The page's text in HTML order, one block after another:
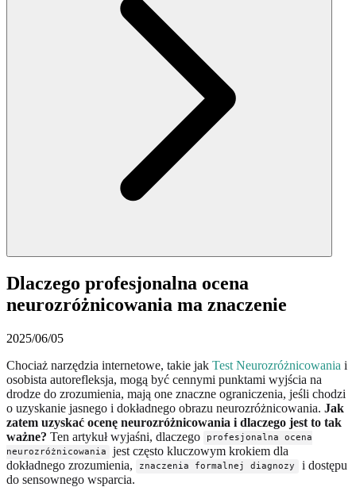
Dlaczego profesjonalna ocena
neurozróżnicowania ma znaczenie
2025/06/05
Chociaż narzędzia internetowe, takie jak Test Neurozróżnicowania i
osobista autorefleksja, mogą być cennymi punktami wyjścia na
drodze do zrozumienia, mają one znaczne ograniczenia, jeśli chodzi
o uzyskanie jasnego i dokładnego obrazu neurozróżnicowania. Jak
zatem uzyskać ocenę neurozróżnicowania i dlaczego jest to tak
ważne? Ten artykuł wyjaśni, dlaczego
profesjonalna ocena
neurozróżnicowania
jest często kluczowym krokiem dla
dokładnego zrozumienia,
znaczenia formalnej diagnozy
i dostępu
do sensownego wsparcia.